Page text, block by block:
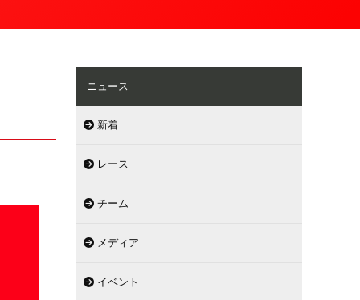
ニュース
新着
レース
チーム
メディア
イベント